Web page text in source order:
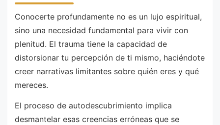
Conocerte profundamente no es un lujo espiritual,
sino una necesidad fundamental para vivir con
plenitud. El trauma tiene la capacidad de
distorsionar tu percepción de ti mismo, haciéndote
creer narrativas limitantes sobre quién eres y qué
mereces.
El proceso de autodescubrimiento implica
desmantelar esas creencias erróneas que se